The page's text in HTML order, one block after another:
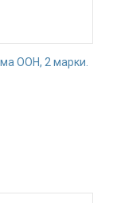
ООН, 2 марки.